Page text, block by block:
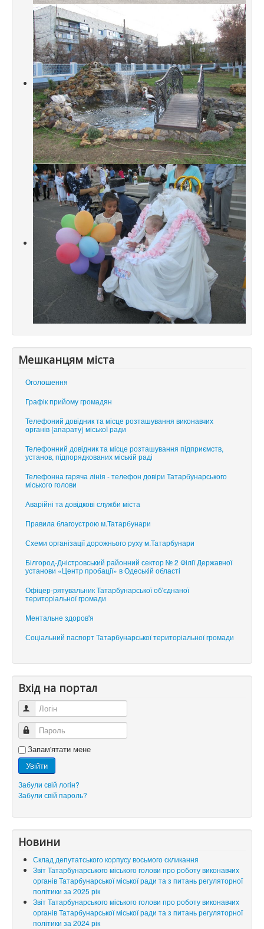
Мешканцям міста
Оголошення
Графік прийому громадян
Телефоний довідник та місце розташування виконавчих
органів (апарату) міської ради
Телефонний довідник та місце розташування підприємств,
установ, підпорядкованих міській раді
Телефонна гаряча лінія - телефон довіри Татарбунарського
міського голови
Аварійні та довідкові служби міста
Правила благоустрою м.Татарбунари
Схеми організації дорожнього руху м.Татарбунари
Білгород-Дністровський районний сектор № 2 Філії Державної
установи «Центр пробації» в Одеській області
Офіцер-рятувальник Татарбунарської об'єднаної
територіальної громади
Ментальне здоров'я
Соціальний паспорт Татарбунарської територіальної громади
Вхід на портал
Логін
Пароль
Запам'ятати мене
Увійти
Забули свій логін?
Забули свій пароль?
Новини
Склад депутатського корпусу восьмого скликання
Звіт Татарбунарського міського голови про роботу виконавчих
органів Татарбунарської міської ради та з питань регуляторної
політики за 2025 рік
Звіт Татарбунарського міського голови про роботу виконавчих
органів Татарбунарської міської ради та з питань регуляторної
політики за 2024 рік